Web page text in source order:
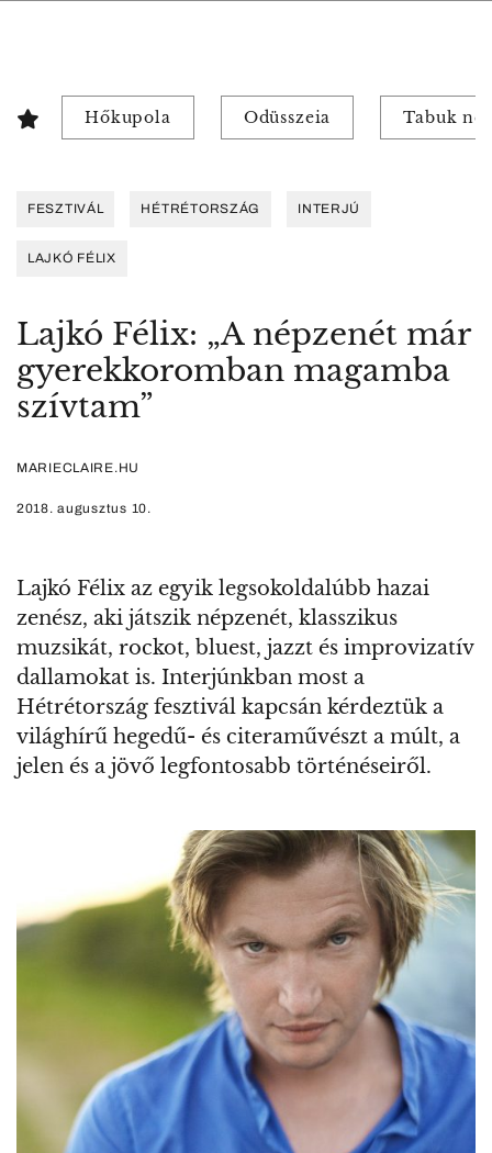
Hőkupola Odüsszeia Tabuk
FESZTIVÁL HÉTRÉTORSZÁG INTERJÚ
LAJKÓ FÉLIX
Lajkó Félix: „A népzenét már
gyerekkoromban magamba
szívtam”
MARIECLAIRE.HU
2018. augusztus 10.
Lajkó Félix az egyik legsokoldalúbb hazai
zenész, aki játszik népzenét, klasszikus
muzsikát, rockot, bluest, jazzt és improvizatív
dallamokat is. Interjúnkban most a
Hétrétország fesztivál kapcsán kérdeztük a
világhírű hegedű- és citeraművészt a múlt, a
jelen és a jövő legfontosabb történéseiről.